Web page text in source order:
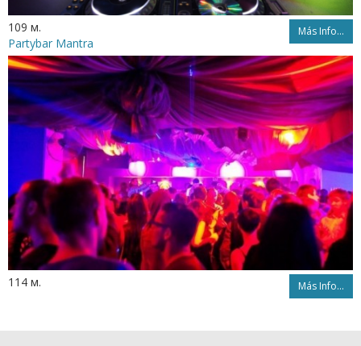
109 м. Más Info...
Partybar Mantra
114 м. Más Info...